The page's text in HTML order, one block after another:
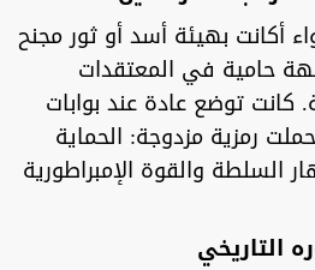
أكانت بهيئة أسد أو ثور مجنح
حامية في المعتقدات
كانت توضع عادة عند بوابات
رمزية مزدوجة: الحماية
السلطة والقوة الإمبراطورية
التاريخي